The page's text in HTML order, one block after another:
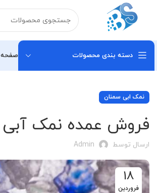
دسته بندی محصولات صفحه
نمک ابی سمنان
فروش عمده نمک آبی
ارسال توسط Admin
18
فروردین